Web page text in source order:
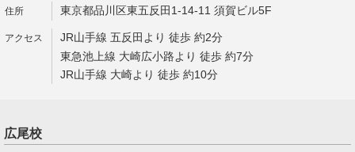
東京都品川区東五反田1-14-11 須賀ビル5F
JR山手線 五反田より 徒歩 約2分
東急池上線 大崎広小路より 徒歩 約7分
JR山手線 大崎より 徒歩 約10分
広尾校